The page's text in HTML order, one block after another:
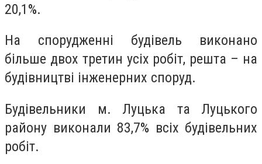
20,1%.
На спорудженні будівель виконано
більше двох третин усіх робіт, решта – на
будівництві інженерних споруд.
Будівельники м. Луцька та Луцького
району виконали 83,7% всіх будівельних
робіт.